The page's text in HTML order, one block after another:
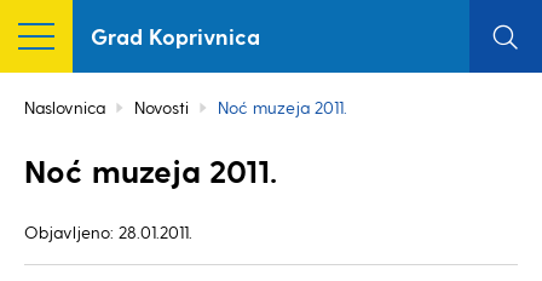
Grad Koprivnica
Naslovnica Novosti Noć muzeja 2011.
Noć muzeja 2011.
Objavljeno: 28.01.2011.